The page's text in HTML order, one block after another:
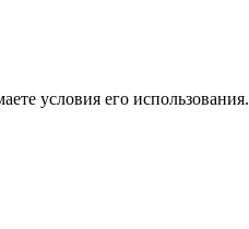
условия его использования.